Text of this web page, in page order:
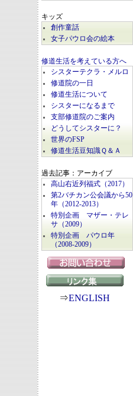
キッズ
創作童話
女子パウロ会の絵本
修道生活を考えている方へ
シスターテクラ・メルロ
修道院の一日
修道生活について
シスターになるまで
支部修道院のご案内
どうしてシスターに？
世界のFSP
修道生活豆知識Ｑ＆Ａ
過去記事：アーカイブ
高山右近列福式（2017）
第2バチカン公会議から50
年（2012-2013）
特別企画 マザー・テレ
サ（2009）
特別企画 パウロ年
（2008-2009）
⇒ENGLISH